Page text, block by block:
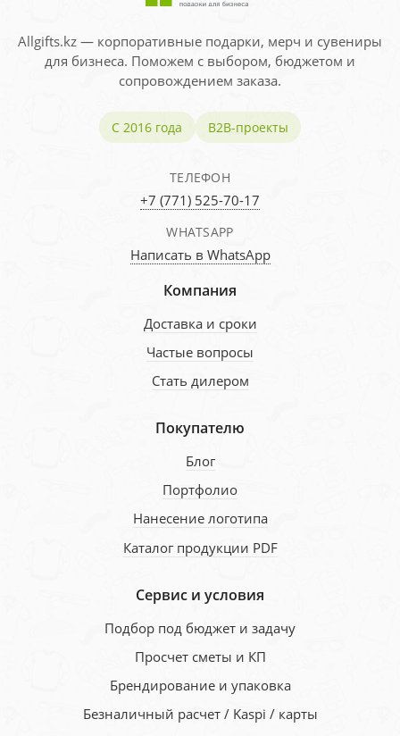
Allgifts.kz — корпоративные подарки, мерч и сувениры
для бизнеса. Поможем с выбором, бюджетом и
сопровождением заказа.
С 2016 года B2B-проекты
ТЕЛЕФОН
+7 (771) 525-70-17
WHATSAPP
Написать в WhatsApp
Компания
Доставка и сроки
Частые вопросы
Стать дилером
Покупателю
Блог
Портфолио
Нанесение логотипа
Каталог продукции PDF
Сервис и условия
Подбор под бюджет и задачу
Просчет сметы и КП
Брендирование и упаковка
Безналичный расчет / Kaspi / карты